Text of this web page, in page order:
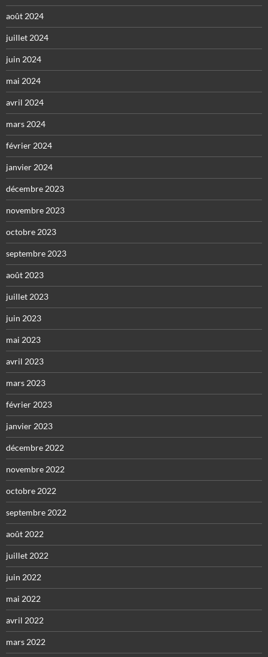
août 2024
juillet 2024
juin 2024
mai 2024
avril 2024
mars 2024
février 2024
janvier 2024
décembre 2023
novembre 2023
octobre 2023
septembre 2023
août 2023
juillet 2023
juin 2023
mai 2023
avril 2023
mars 2023
février 2023
janvier 2023
décembre 2022
novembre 2022
octobre 2022
septembre 2022
août 2022
juillet 2022
juin 2022
mai 2022
avril 2022
mars 2022